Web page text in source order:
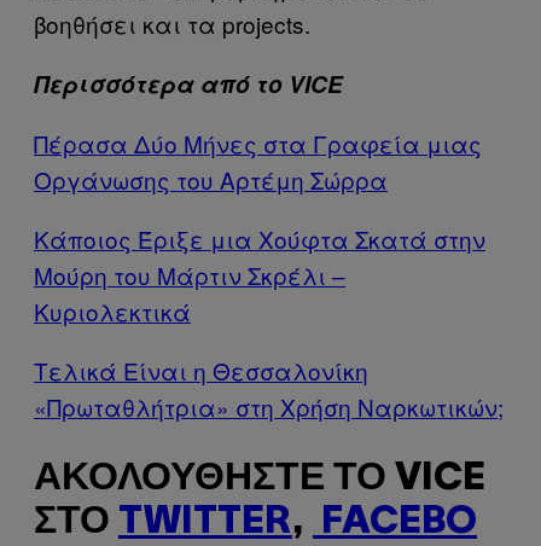
βοηθήσει και τα projects.
Περισσότερα από το VICE
Πέρασα Δύο Μήνες στα Γραφεία μιας
Οργάνωσης του Αρτέμη Σώρρα
Κάποιος Έριξε μια Χούφτα Σκατά στην
Μούρη του Μάρτιν Σκρέλι –
Κυριολεκτικά
Τελικά Είναι η Θεσσαλονίκη
«Πρωταθλήτρια» στη Χρήση Ναρκωτικών;
ΑΚΟΛΟΥΘΉΣΤΕ ΤΟ VICE
ΣΤΟ TWITTER,
FACEBO